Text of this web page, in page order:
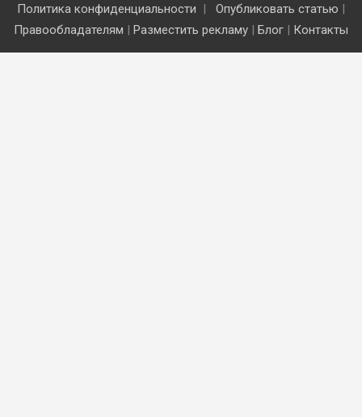
Политика конфиденциальности
Опубликовать статью |
Правообладателям | Разместить рекламу | Блог | Контакты